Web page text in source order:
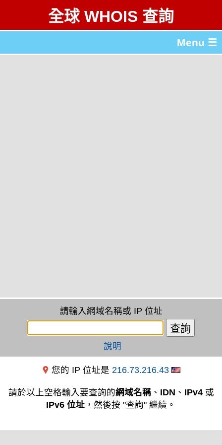
全球 WHOIS 查詢
Menu ☰
請輸入網域名稱或 IP 位址
說明
您的 IP 位址是 216.73.216.43
請於以上空格輸入要查詢的網域名稱、 IDN 、 IPv4或
IPv6 位址 ，然後按 "查詢" 繼續。